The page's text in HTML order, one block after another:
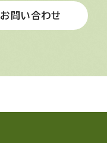
お問い合わせ